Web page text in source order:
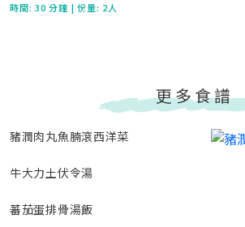
時間:30 分鐘 | 份量: 2人
更多食譜
豬潤肉丸魚腩滾西洋菜
牛大力土伏令湯
蕃茄蛋排骨湯飯